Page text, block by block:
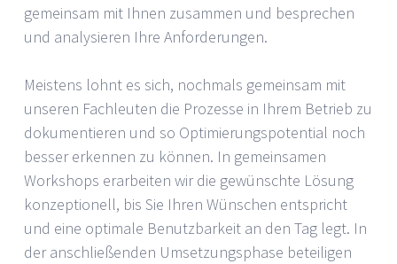
gemeinsam mit Ihnen zusammen und besprechen
und analysieren Ihre Anforderungen.
Meistens lohnt es sich, nochmals gemeinsam mit
unseren Fachleuten die Prozesse in Ihrem Betrieb zu
dokumentieren und so Optimierungspotential noch
besser erkennen zu können. In gemeinsamen
Workshops erarbeiten wir die gewünschte Lösung
konzeptionell, bis Sie Ihren Wünschen entspricht
und eine optimale Benutzbarkeit an den Tag legt. In
der anschließenden Umsetzungsphase beteiligen